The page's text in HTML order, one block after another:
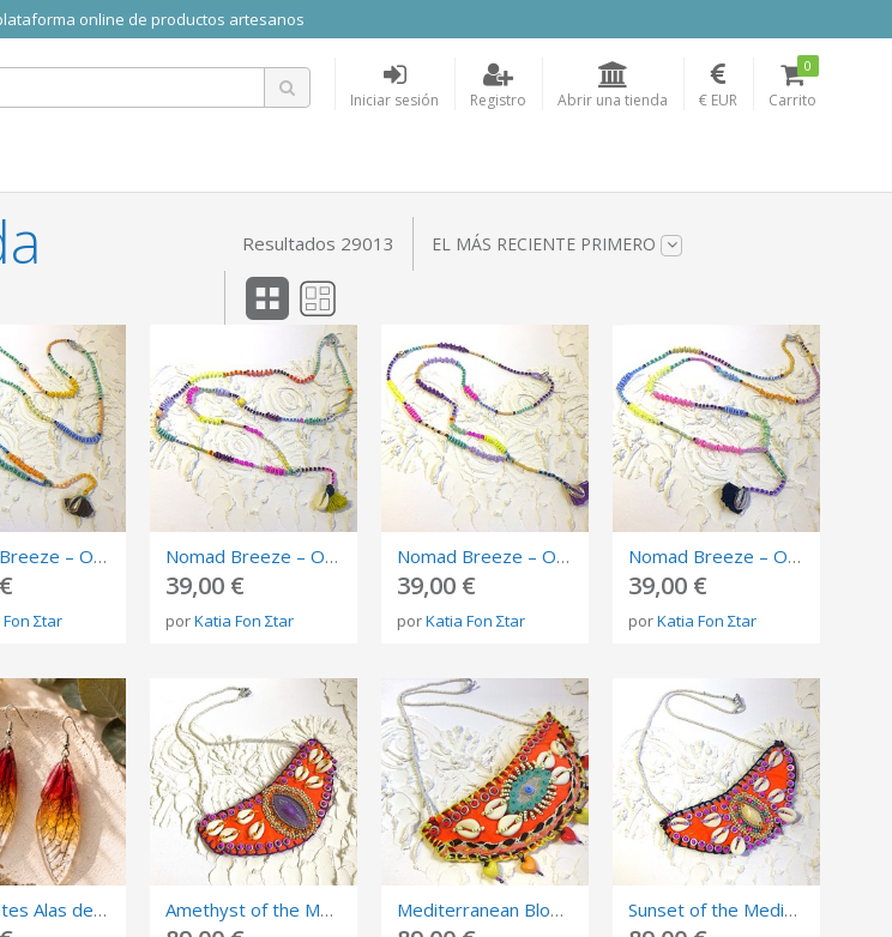
online de productos artesanos
Iniciar sesión Registro Abrir una tienda € EUR Carrito
0
Resultados 29013 EL MÁS RECIENTE PRIMERO
Nomad Breeze – OOAK Long Beaded Necklace
Σtar
Nomad Breeze – OOAK Long Beaded Necklace
39,00 €
porKatia Fon Σtar
Nomad Breeze – OOAK Long Beaded Necklace
39,00 €
porKatia Fon Σtar
Nomad Breeze – OOAK Long Beaded Necklace
39,00 €
porKatia Fon Σtar
Pendientes Alas de Fantasía Degradado Rojo, Amarillo y Transparente en Resina Artesanal Amethyst of the Mediterranean – OOAK Textile Art Necklace Mediterranean Bloom – OOAK Textile Art Necklace Sunset of the Mediterranean – OOAK Textile Art Necklace